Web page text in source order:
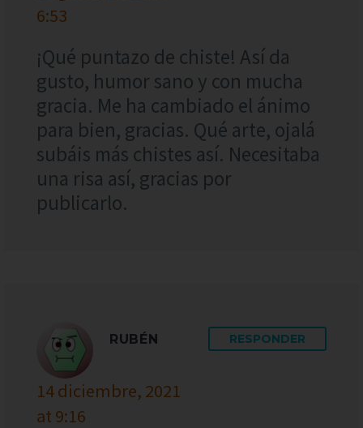
6:53
¡Qué puntazo de chiste! Así da
gusto, humor sano y con mucha
gracia. Me ha cambiado el ánimo
para bien, gracias. Qué arte, ojalá
subáis más chistes así. Necesitaba
una risa así, gracias por
publicarlo.
RUBÉN
14 diciembre, 2021
at 9:16
RESPONDER